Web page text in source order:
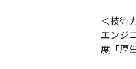
＜技術
エンジ
度「厚